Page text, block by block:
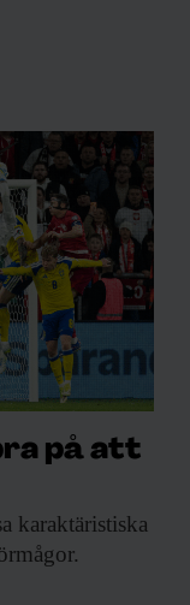
på att
karaktäristiska